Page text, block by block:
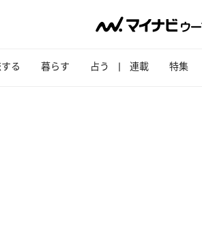
る 暮らす 占う 連載 特集